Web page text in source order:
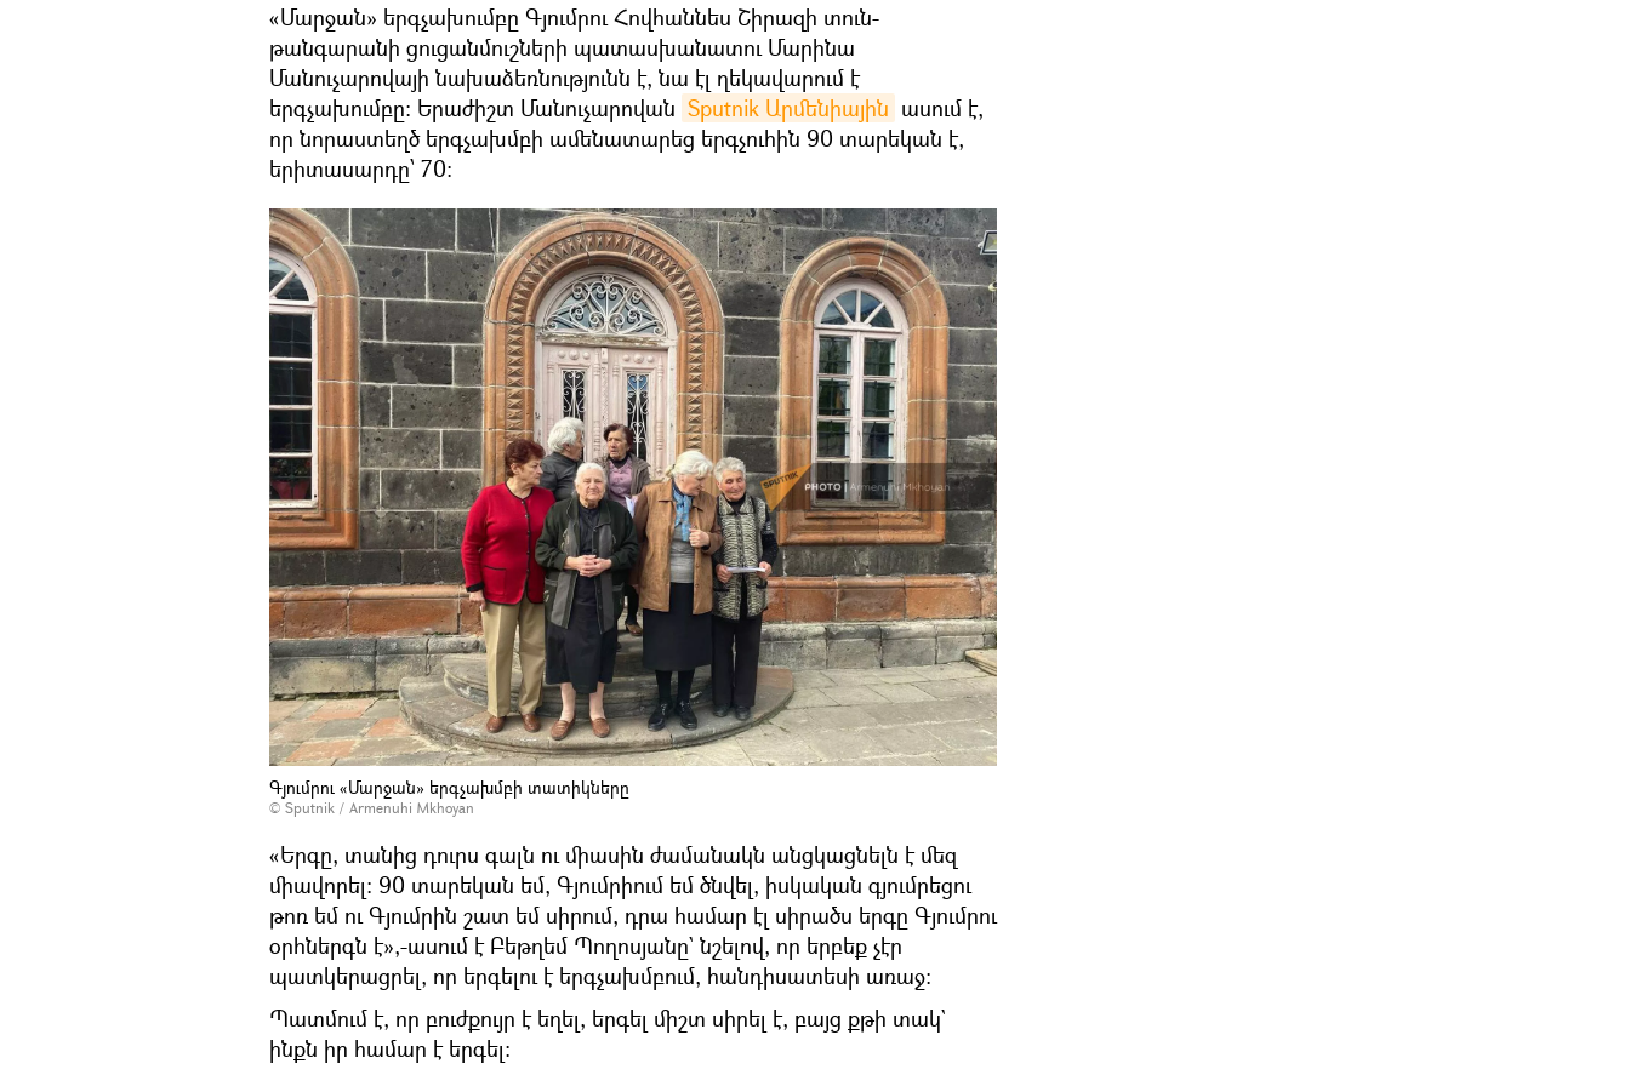
«Մարջան» երգչախումբը Գյումրու Հովհաննես Շիրազի տուն-
թանգարանի ցուցանմուշների պատասխանատու Մարինա
Մանուչարովայի նախաձեռնությունն է, նա էլ ղեկավարում է
երգչախումբը: Երաժիշտ Մանուչարովան Sputnik Արմենիային ասում է,
որ նորաստեղծ երգչախմբի ամենատարեց երգչուհին 90 տարեկան է,
երիտասարդը՝ 70։
Գյումրու «Մարջան» երգչախմբի տատիկները
© Sputnik / Armenuhi Mkhoyan
«Երգը, տանից դուրս գալն ու միասին ժամանակն անցկացնելն է մեզ
միավորել: 90 տարեկան եմ, Գյումրիում եմ ծնվել, իսկական գյումրեցու
թոռ եմ ու Գյումրին շատ եմ սիրում, դրա համար էլ սիրածս երգը Գյումրու
օրհներգն է»,-ասում է Բեթղեմ Պողոսյանը` նշելով, որ երբեք չէր
պատկերացրել, որ երգելու է երգչախմբում, հանդիսատեսի առաջ:
Պատմում է, որ բուժքույր է եղել, երգել միշտ սիրել է, բայց քթի տակ`
ինքն իր համար է երգել: